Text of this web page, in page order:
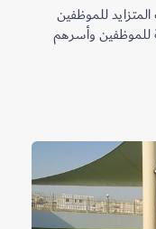
للموظفين
للموظفين وأسرهم